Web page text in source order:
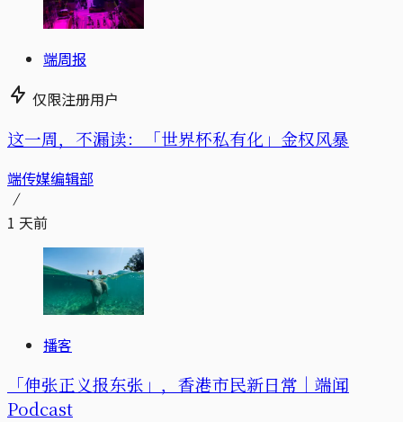
端周报
仅限注册用户
这一周，不漏读：「世界杯私有化」金权风暴
端传媒编辑部
1 天前
播客
「伸张正义报东张」，香港市民新日常｜端闻
Podcast